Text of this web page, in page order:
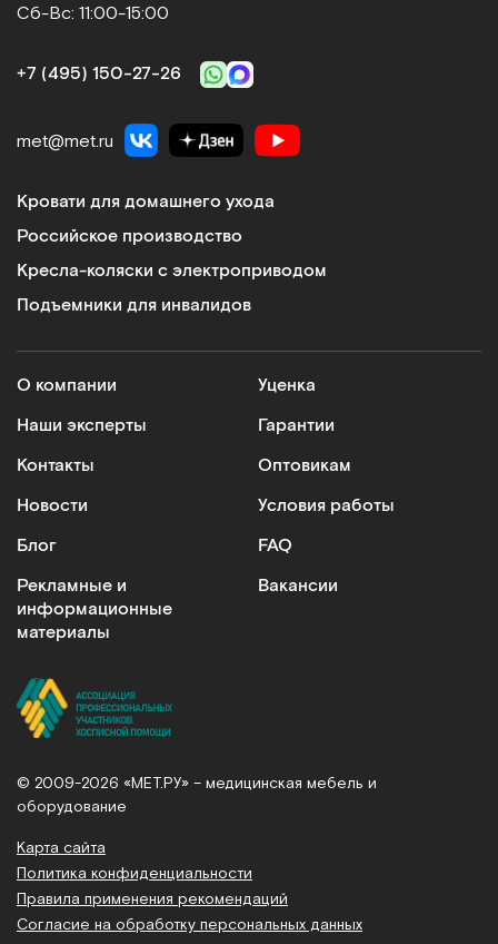
Сб-Вс: 11:00-15:00
+7 (495) 150‑27‑26
met@met.ru
Кровати для домашнего ухода
Российское производство
Кресла-коляски с электроприводом
Подъемники для инвалидов
О компании
Наши эксперты
Контакты
Новости
Блог
Рекламные и
информационные
материалы
Уценка
Гарантии
Оптовикам
Условия работы
FAQ
Вакансии
© 2009-2026 «МЕТ.РУ» – медицинская мебель и
оборудование
Карта сайта
Политика конфиденциальности
Правила применения рекомендаций
Согласие на обработку персональных данных